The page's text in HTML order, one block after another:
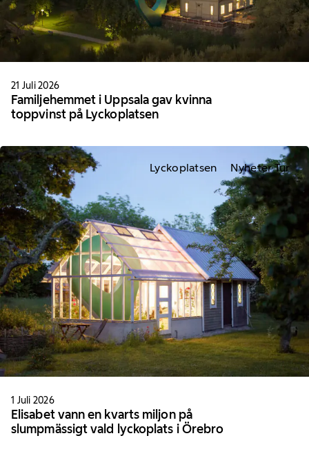
21 Juli 2026
Familjehemmet i Uppsala gav kvinna
toppvinst på Lyckoplatsen
Lyckoplatsen Nyheter Tur
1 Juli 2026
Elisabet vann en kvarts miljon på
slumpmässigt vald lyckoplats i Örebro